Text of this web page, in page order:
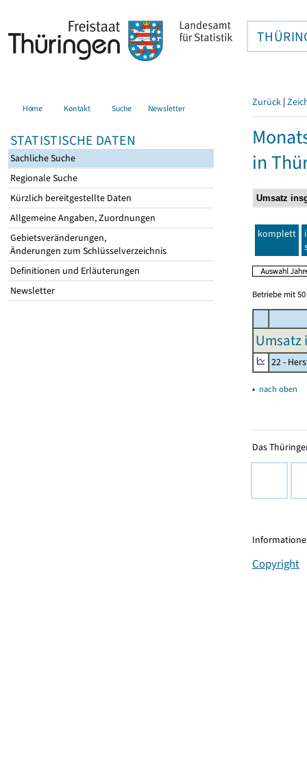
Home Kontakt Suche Newsletter
STATISTISCHE DATEN
Sachliche Suche
Regionale Suche
Kürzlich bereitgestellte Daten
Allgemeine Angaben, Zuordnungen
Gebietsveränderungen,
Änderungen zum Schlüsselverzeichnis
Definitionen und Erläuterungen
Newsletter
Zurück |
in
komplett
Betriebe mit
Umsatz
22 -
▴ nach oben
Das
Copyright